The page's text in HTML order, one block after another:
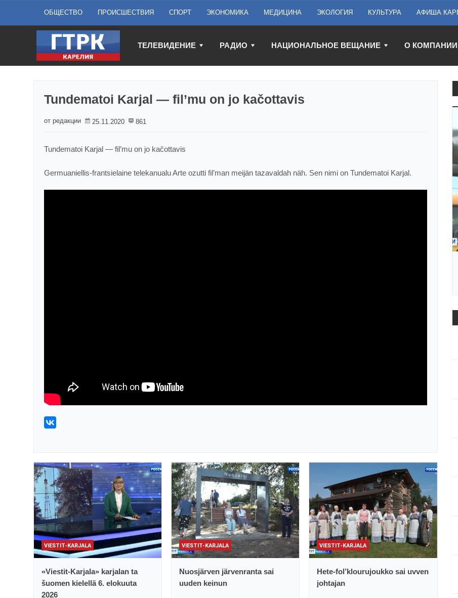
ОБЩЕСТВО ПРОИСШЕСТВИЯ СПОРТ ЭКОНОМИКА МЕДИЦИНА ЭКОЛОГИЯ КУЛЬТУРА АФИША
ТЕЛЕВИДЕНИЕ РАДИО НАЦИОНАЛЬНОЕ ВЕЩАНИЕ О КОМПАНИИ
Tundematoi Karjal — fil’mu on jo kačottavis
от редакции 25.11.2020 861
Tundematoi Karjal — fil’mu on jo kačottavis
Germuaniellis-frantsielaine telekanualu Arte ozutti fil’man meijän tazavaldah näh. Sen nimi on Tundematoi Karjal.
VIESTIT-KARJALA
«Viestit-Karjala» karjalan ta
šuomen kielellä 6. elokuuta
2026
VIESTIT-KARJALA
Nuosjärven järvenranta sai
uuden keinun
VIESTIT-KARJALA
Hete-fol’klourujoukko sai uvven
johtajan